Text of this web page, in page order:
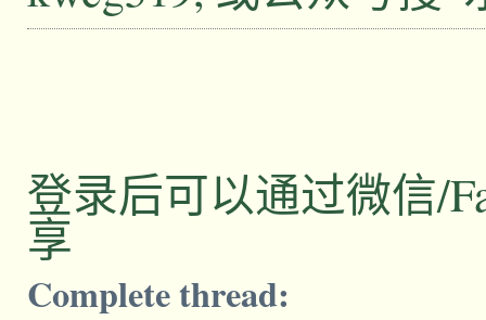
登录后可以通过微信/
享
Complete thread: